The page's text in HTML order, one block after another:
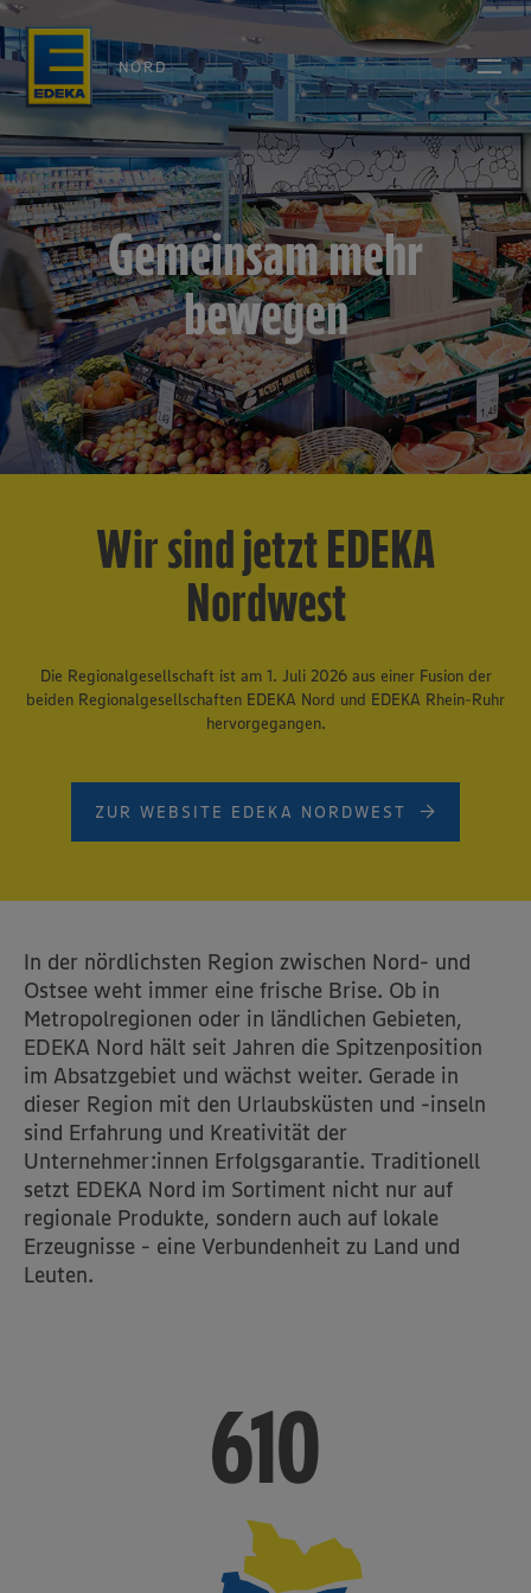
NORD
Gemeinsam mehr
bewegen
Wir sind jetzt EDEKA
Nordwest
Die Regionalgesellschaft ist am 1. Juli 2026 aus einer Fusion der
beiden Regionalgesellschaften EDEKA Nord und EDEKA Rhein-Ruhr
hervorgegangen.
ZUR WEBSITE EDEKA NORDWEST
In der nördlichsten Region zwischen Nord- und
Ostsee weht immer eine frische Brise. Ob in
Metropolregionen oder in ländlichen Gebieten,
EDEKA Nord hält seit Jahren die Spitzenposition
im Absatzgebiet und wächst weiter. Gerade in
dieser Region mit den Urlaubsküsten und -inseln
sind Erfahrung und Kreativität der
Unternehmer:innen Erfolgsgarantie. Traditionell
setzt EDEKA Nord im Sortiment nicht nur auf
regionale Produkte, sondern auch auf lokale
Erzeugnisse - eine Verbundenheit zu Land und
Leuten.
610
610